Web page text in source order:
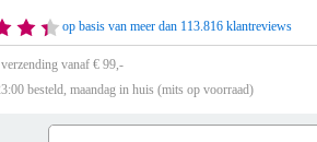
op basis van meer dan 113.816 klantreviews
vanaf € 99,-
besteld, maandag in huis (mits op voorraad)